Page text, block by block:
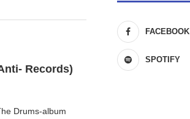
Records)
Drums-album
FACEBOOK
SPOTIFY